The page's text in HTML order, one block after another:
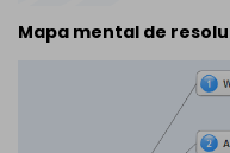
Mapa mental de